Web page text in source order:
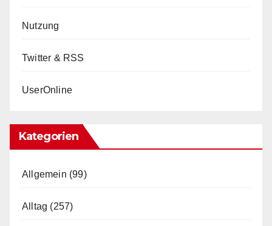
Nutzung
Twitter & RSS
UserOnline
Kategorien
Allgemein (99)
Alltag (257)